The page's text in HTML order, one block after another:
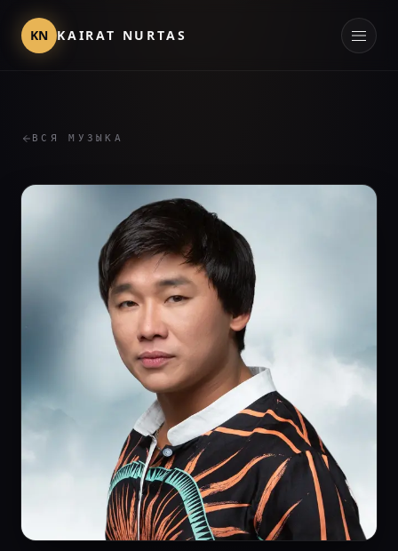
KN KAIRAT NURTAS
ВСЯ МУЗЫКА